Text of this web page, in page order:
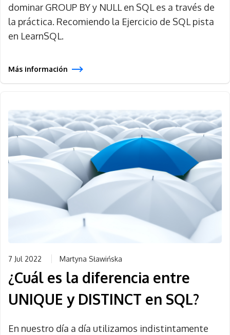
dominar GROUP BY y NULL en SQL es a través de
la práctica. Recomiendo la Ejercicio de SQL pista
en LearnSQL.
Más información
7 Jul 2022 Martyna Sławińska
¿Cuál es la diferencia entre
UNIQUE y DISTINCT en SQL?
En nuestro día a día utilizamos indistintamente